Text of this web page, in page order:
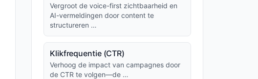
Vergroot de voice-first zichtbaarheid en
AI-vermeldingen door content te
structureren …
Klikfrequentie (CTR)
Verhoog de impact van campagnes door
de CTR te volgen—de …